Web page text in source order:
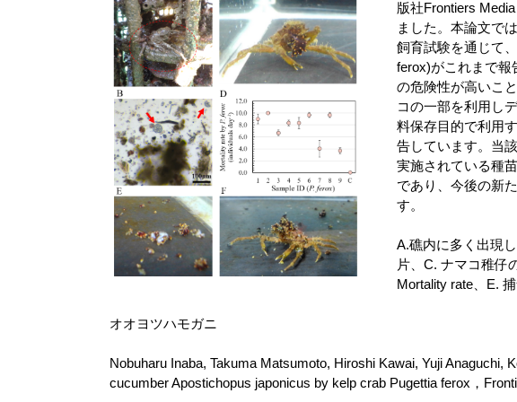
版社Frontiers
ました。本論文で
飼育試験を通じて
ferox)がこれまで報
の危険性が高いこ
コの一部を利用し
料保存目的で利用
告しています。当
実施されている種
であり、今後の新
す。
A.礁内に多く出現
片、C. ナマコ稚仔
Mortality rate、E.
でデ
オオヨツハモガニ
Nobuharu Inaba, Takuma Matsumoto, Hiroshi Kawai, Yuji Anaguchi,
cucumber Apostichopus japonicus by kelp crab Pugettia ferox，